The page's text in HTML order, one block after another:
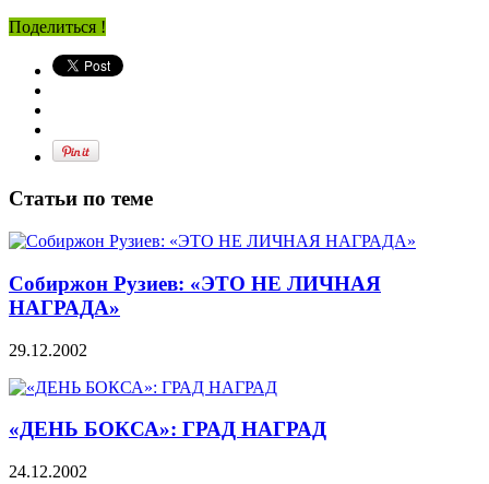
Поделиться !
Статьи по теме
Собиржон Рузиев: «ЭТО НЕ ЛИЧНАЯ
НАГРАДА»
29.12.2002
«ДЕНЬ БОКСА»: ГРАД НАГРАД
24.12.2002